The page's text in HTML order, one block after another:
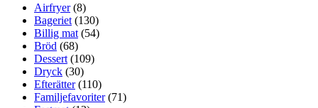
Airfryer(8)
Bageriet (130)
Billig mat (54)
Bröd (68)
Dessert (109)
Dryck (30)
Efterätter(110)
Familjefavoriter(71)